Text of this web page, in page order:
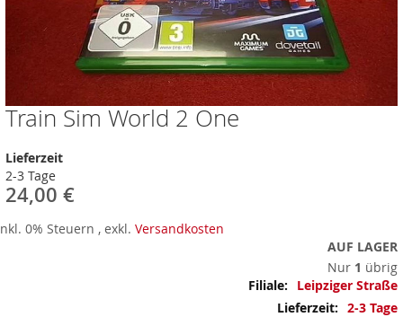
Train Sim World 2 One
Lieferzeit
2-3 Tage
24,00 €
0% Steuern , exkl. Versandkosten
AUF LAGER
Nur 1 übrig
Mehr
Informationen
Leipziger Straße
2-3 Tage
Zum
Anfang
der
Bildergalerie
springen